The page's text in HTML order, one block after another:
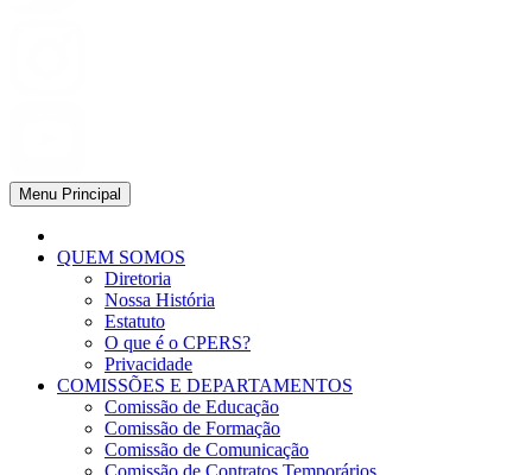
Menu Principal
QUEM SOMOS
Diretoria
Nossa História
Estatuto
O que é o CPERS?
Privacidade
COMISSÕES E DEPARTAMENTOS
Comissão de Educação
Comissão de Formação
Comissão de Comunicação